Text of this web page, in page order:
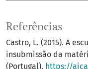
Referências
Castro, L. (2015). A
insubmissão da
(Portugal). https://